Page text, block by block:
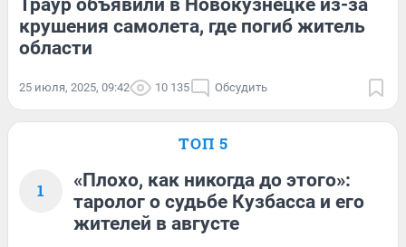
крушения самолета, где погиб житель
области
25 июля, 2025, 09:42 10 135 Обсудить
ТОП 5
1
«Плохо, как никогда до этого»:
таролог о судьбе Кузбасса и его
жителей в августе